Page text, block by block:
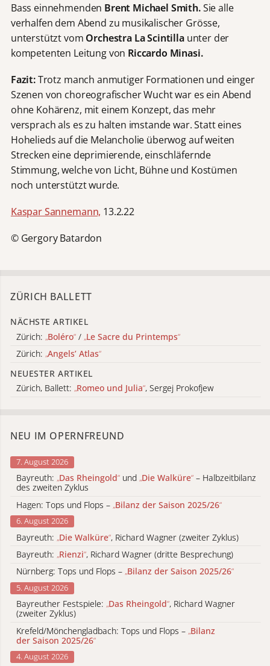
Bass einnehmenden Brent Michael Smith.Sie alle
verhalfen dem Abend zu musikalischer Grösse,
unterstützt vom Orchestra La Scintillaunter der
kompetenten Leitung von Riccardo Minasi.
Fazit:Trotz manch anmutiger Formationen und einger
Szenen von choreografischer Wucht war es ein Abend
ohne Kohärenz, mit einem Konzept, das mehr
versprach als es zu halten imstande war. Statt eines
Hohelieds auf die Melancholie überwog auf weiten
Strecken eine deprimierende, einschläfernde
Stimmung, welche von Licht, Bühne und Kostümen
noch unterstützt wurde.
Kaspar Sannemann, 13.2.22
© Gergory Batardon
ZÜRICH BALLETT
NÄCHSTE ARTIKEL
Zürich: „Boléro“ / „Le Sacre du Printemps“
Zürich: „Angels’ Atlas“
NEUESTER ARTIKEL
Zürich, Ballett: „Romeo und Julia“, Sergej Prokofjew
NEU IM OPERNFREUND
7. August 2026
Bayreuth: „Das Rheingold“ und „Die Walküre“ – Halbzeitbilanz
des zweiten Zyklus
Hagen: Tops und Flops – „Bilanz der Saison 2025/26“
6. August 2026
Bayreuth: „Die Walküre“, Richard Wagner (zweiter Zyklus)
Bayreuth: „Rienzi“, Richard Wagner (dritte Besprechung)
Nürnberg: Tops und Flops – „Bilanz der Saison 2025/26“
5. August 2026
Bayreuther Festspiele: „Das Rheingold“, Richard Wagner
(zweiter Zyklus)
Krefeld/Mönchengladbach: Tops und Flops – „Bilanz
der Saison 2025/26“
4. August 2026